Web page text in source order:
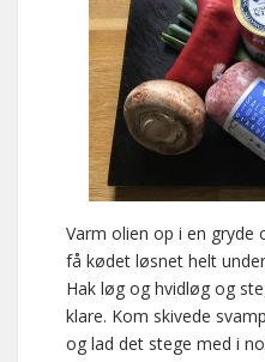
Varm olien op i en gryde
få kødet løsnet helt
Hak løg og hvidløg og
klare. Kom skivede
og lad det stege med i